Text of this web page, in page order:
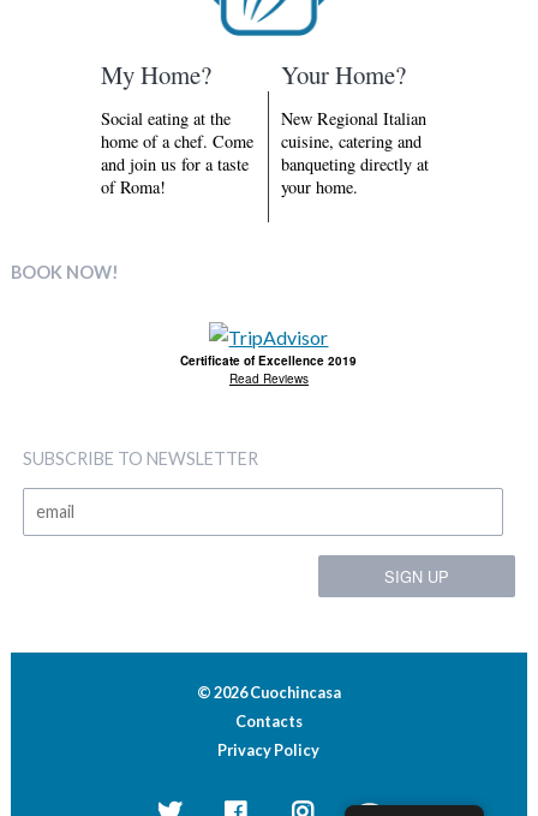
My Home?
Social eating at the
home of a chef. Come
and join us for a taste
of Roma!
Your Home?
New Regional Italian
cuisine, catering and
banqueting directly at
your home.
BOOK NOW!
Certificate of Excellence 2019
Read Reviews
SUBSCRIBE TO NEWSLETTER
© 2026 Cuochincasa
Contacts
Privacy Policy